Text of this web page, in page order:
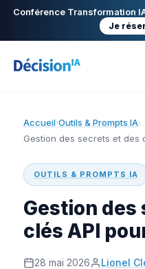
Conférence Transformation
Je
Accueil›Outils & Prompts IA›
Gestion des secrets et des
OUTILS & PROMPTS IA
Gestion des
clés API
28 mai 2026 Lionel